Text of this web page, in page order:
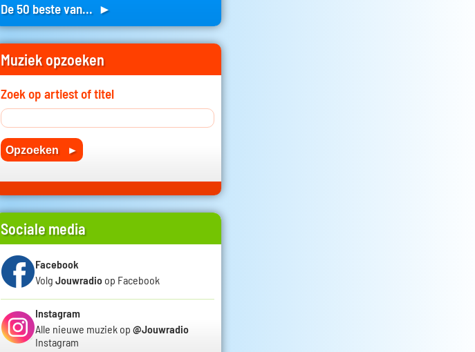
De 50 beste van... ►
Muziek opzoeken
Zoek op artiest of titel
Sociale media
Facebook
Volg Jouwradio op Facebook
Instagram
Alle nieuwe muziek op @Jouwradio
Instagram